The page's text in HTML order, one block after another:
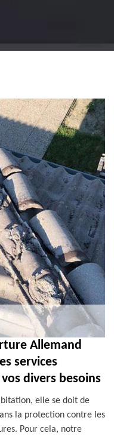
Allemand
services
divers besoins
elle se doit de
la protection contre les
Pour cela, notre